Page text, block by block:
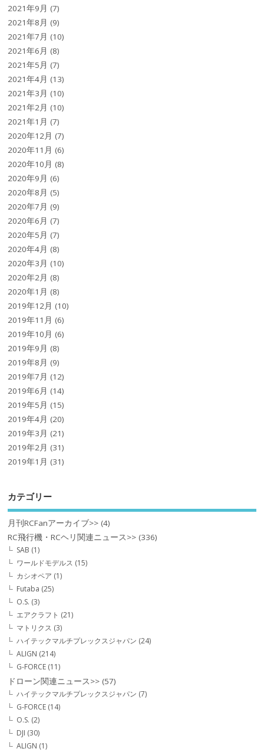
2021年9月 (7)
2021年8月 (9)
2021年7月 (10)
2021年6月 (8)
2021年5月 (7)
2021年4月 (13)
2021年3月 (10)
2021年2月 (10)
2021年1月 (7)
2020年12月 (7)
2020年11月 (6)
2020年10月 (8)
2020年9月 (6)
2020年8月 (5)
2020年7月 (9)
2020年6月 (7)
2020年5月 (7)
2020年4月 (8)
2020年3月 (10)
2020年2月 (8)
2020年1月 (8)
2019年12月 (10)
2019年11月 (6)
2019年10月 (6)
2019年9月 (8)
2019年8月 (9)
2019年7月 (12)
2019年6月 (14)
2019年5月 (15)
2019年4月 (20)
2019年3月 (21)
2019年2月 (31)
2019年1月 (31)
カテゴリー
月刊RCFanアーカイブ>> (4)
RC飛行機・RCヘリ関連ニュース>> (336)
SAB (1)
ワールドモデルス (15)
カシオペア (1)
Futaba (25)
O.S. (3)
エアクラフト (21)
マトリクス (3)
ハイテックマルチプレックスジャパン (24)
ALIGN (214)
G-FORCE (11)
ドローン関連ニュース>> (57)
ハイテックマルチプレックスジャパン (7)
G-FORCE (14)
O.S. (2)
DJI (30)
ALIGN (1)